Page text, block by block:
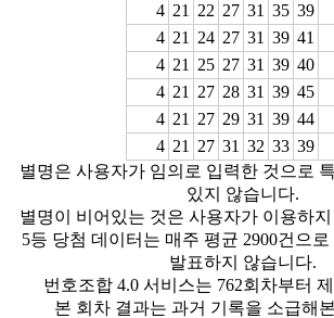
4 21 22 27 31 35 39
4 21 24 27 31 39 41
4 21 25 27 31 39 40
4 21 27 28 31 39 45
4 21 27 29 31 39 44
4 21 27 31 32 33 39
별명은 사용자가 임의로 입력한 것으로
있지 않습니다.
별명이 비어있는 것은 사용자가 이용하
5등 당첨 데이터는 매주 평균 2900건으로
발표하지 않습니다.
번호조합 4.0 서비스는 762회차부터
본 회차 결과는 과거 기록을 소급해